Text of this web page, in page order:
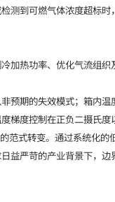
到可燃气体浓度超标
热功率、优化气流组
期的失效模式；箱内
度控制在正负二摄氏度
式转变。通过系统化
严苛的产业背景下，